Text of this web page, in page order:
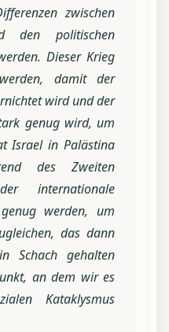
zwischen
den politischen
Dieser Krieg
damit der
wird und der
genug wird, um
Israel in Palästina
des Zweiten
internationale
werden, um
das dann
Schach gehalten
an dem wir es
Kataklysmus